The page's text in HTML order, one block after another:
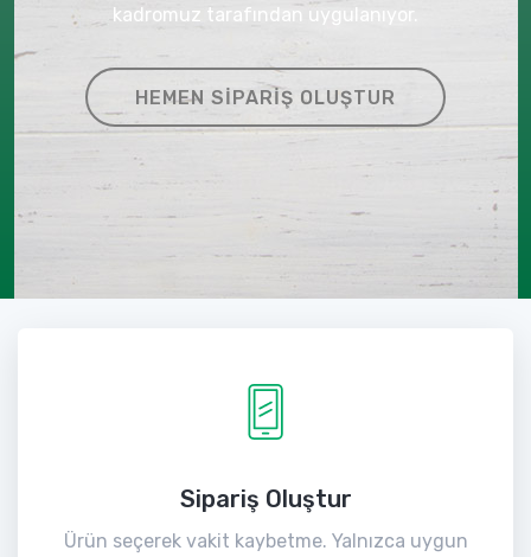
kadromuz tarafından uygulanıyor.
HEMEN SIPARIŞ OLUŞTUR
Sipariş Oluştur
Ürün seçerek vakit kaybetme. Yalnızca uygun